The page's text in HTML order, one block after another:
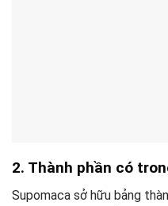
2. Thành phần có
Supomaca sở hữu bảng